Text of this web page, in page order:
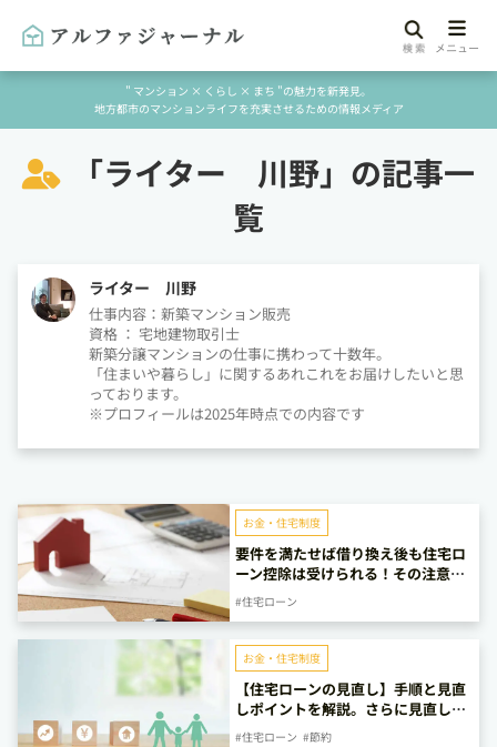
" マンション × くらし × まち "の魅力を新発見。
地方都市のマンションライフを充実させるための情報メディア
「ライター 川野」の記事一
覧
ライター 川野
仕事内容：新築マンション販売
資格 ： 宅地建物取引士
新築分譲マンションの仕事に携わって十数年。
「住まいや暮らし」に関するあれこれをお届けしたいと思
っております。
※プロフィールは2025年時点での内容です
お金・住宅制度
要件を満たせば借り換え後も住宅ロ
ーン控除は受けられる！その注意点
を解説
#住宅ローン
お金・住宅制度
【住宅ローンの見直し】手順と見直
しポイントを解説。さらに見直しに
最適な時期も
#住宅ローン #節約